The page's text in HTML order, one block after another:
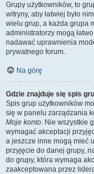
Grupy użytkowników, to
witryny, aby łatwiej było
wielu grup, a każda grupa
administratorzy mogą
nadawać uprawnienia
prywatnego forum.
Na górę
Gdzie znajduje się spis
Spis grup użytkowników
się w panelu zarządzania
Moje konto. Nie wszystkie
wymagać akceptacji
a jeszcze inne mogą mieć
przyjęcie do danej grupy,
do grupy, która wymaga
zaakceptowana przez